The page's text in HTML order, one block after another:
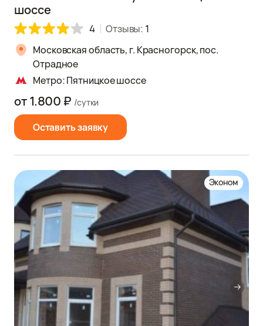
шоссе
4 Отзывы: 1
Московская область, г. Красногорск, пос.
Отрадное
Метро: Пятницкое шоссе
Оставить заявку
от 1.800 ₽ /сутки
Эконом